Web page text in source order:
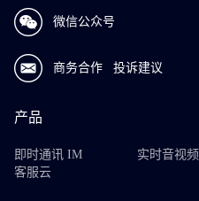
微信公众号
商务合作 投诉建议
产品
即时通讯 IM 实时音视频
客服云